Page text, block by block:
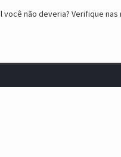
não deveria? Verifique